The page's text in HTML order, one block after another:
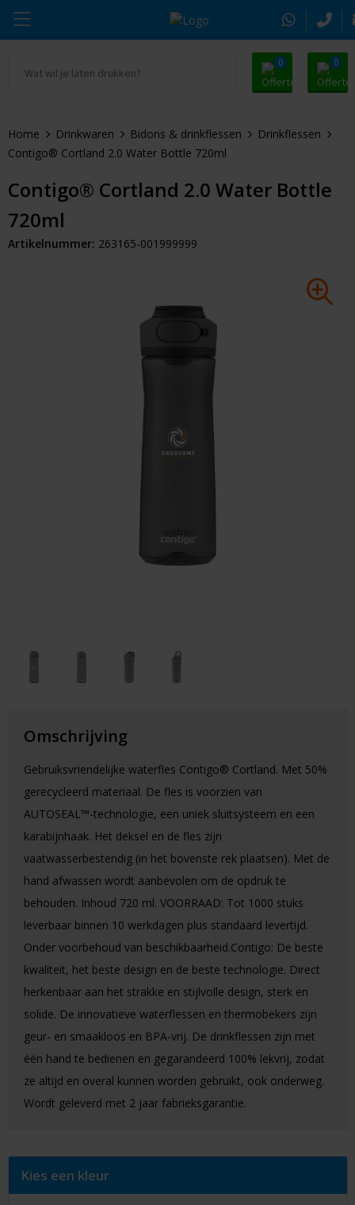
0 0
Drinkwaren
Tassen & Reizen
Alle promosnoepje
Zomer
Kerst
Thule
Alle merken
Home Drinkwaren Bidons & drinkflessen
Drinkflessen
Contigo® Cortland 2.0 Water Bottle 720ml
Contigo® Cortland 2.0 Water Bottle
720ml
Artikelnummer: 263165-001999999
Omschrijving
Gebruiksvriendelijke waterfles Contigo® Cortland. Met 50%
gerecycleerd materiaal. De fles is voorzien van
AUTOSEAL™-technologie, een uniek sluitsysteem en een
karabijnhaak. Het deksel en de fles zijn
vaatwasserbestendig (in het bovenste rek plaatsen). Met de
hand afwassen wordt aanbevolen om de opdruk te
behouden. Inhoud 720 ml. VOORRAAD: Tot 1000 stuks
leverbaar binnen 10 werkdagen plus standaard levertijd.
Onder voorbehoud van beschikbaarheid.Contigo: De beste
kwaliteit, het beste design en de beste technologie. Direct
herkenbaar aan het strakke en stijlvolle design, sterk en
solide. De innovatieve waterflessen en thermobekers zijn
geur- en smaakloos en BPA-vrij. De drinkflessen zijn met
één hand te bedienen en gegarandeerd 100% lekvrij, zodat
ze altijd en overal kunnen worden gebruikt, ook onderweg.
Wordt geleverd met 2 jaar fabrieksgarantie.
Kies een kleur